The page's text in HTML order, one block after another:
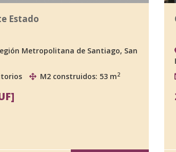
Estado
Metropolitana de Santiago, San
M2 construidos: 53 m2